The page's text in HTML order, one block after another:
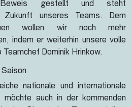
Beweis gestellt und steht
unseres Teams. Dem
wollen wir noch mehr
indem er weiterhin unsere volle
Dominik Hrinkow.
nationale und internationale
möchte auch in der kommenden